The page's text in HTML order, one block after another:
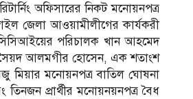
অফিসারের নিকট মনোয়নপত্র
জেলা আওয়ামীলীগের কার্যকরী
পরিচালক খান আহমেদ
সৈয়দ আলমগীর হোসেন, এক শতাংশ
মিয়ার মনোয়নপত্র বাতিল ঘোষনা
তিনজন প্রার্থীর মনোয়নয়নপত্র বৈধ